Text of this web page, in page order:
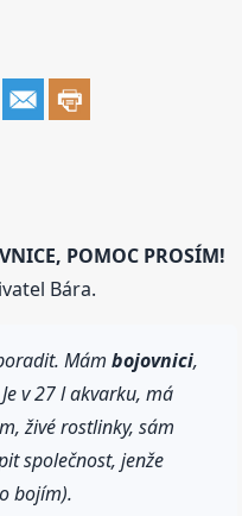
POMOC PROSÍM!
Bára.
Mámbojovnici,
v 27 l akvarku, má
živé rostlinky, sám
společnost, jenže
bojím).